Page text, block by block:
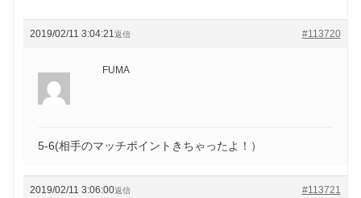
2019/02/11 3:04:21 #113720
返信
FUMA
5-6(相手のマッチポイントきちゃったよ！）
2019/02/11 3:06:00 #113721
返信